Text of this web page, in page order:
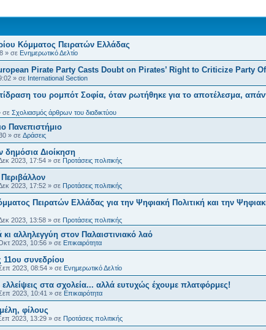
Κόμματος Πειρατών Ελλάδας
» σε Ενημερωτικό Δελτίο
Pirate Party Casts Doubt on Pirates’ Right to Criticize Party
» σε International Section
του ρομπότ Σοφία, όταν ρωτήθηκε για το αποτέλεσμα,
σε Σχολιασμός άρθρων του διαδικτύου
Πανεπιστήμιο
» σε Δράσεις
δημόσια Διοίκηση
2023, 17:54 » σε Προτάσεις πολιτικής
Περιβάλλον
2023, 17:52 » σε Προτάσεις πολιτικής
Πειρατών Ελλάδας για την Ψηφιακή Πολιτική και την
2023, 13:58 » σε Προτάσεις πολιτικής
αλληλεγγύη στον Παλαιστινιακό λαό
2023, 10:56 » σε Επικαιρότητα
11ου συνεδρίου
2023, 08:54 » σε Ενημερωτικό Δελτίο
στα σχολεία... αλλά ευτυχώς έχουμε πλατφόρμες!
2023, 10:41 » σε Επικαιρότητα
φίλους
2023, 13:29 » σε Προτάσεις πολιτικής